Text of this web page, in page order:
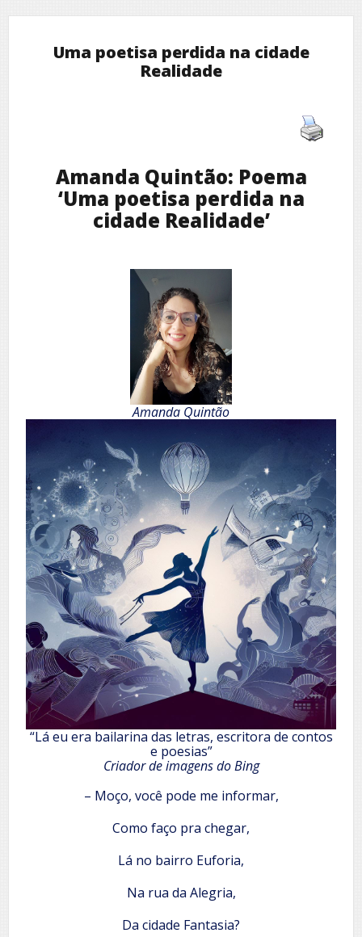
Uma poetisa perdida na cidade
Realidade
Amanda Quintão: Poema
‘Uma poetisa perdida na
cidade Realidade’
Amanda Quintão
“Lá eu era bailarina das letras, escritora de contos
e poesias”
Criador de imagens do Bing
– Moço, você pode me informar,
Como faço pra chegar,
Lá no bairro Euforia,
Na rua da Alegria,
Da cidade Fantasia?